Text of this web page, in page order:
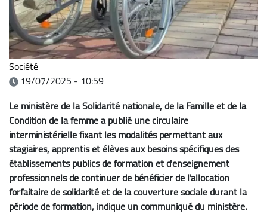
Société
19/07/2025 - 10:59
Le ministère de la Solidarité nationale, de la Famille et de la
Condition de la femme a publié une circulaire
interministérielle fixant les modalités permettant aux
stagiaires, apprentis et élèves aux besoins spécifiques des
établissements publics de formation et d'enseignement
professionnels de continuer de bénéficier de l'allocation
forfaitaire de solidarité et de la couverture sociale durant la
période de formation, indique un communiqué du ministère.